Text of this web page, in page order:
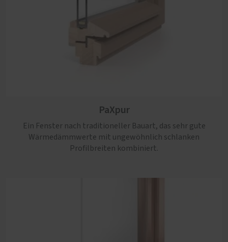
PaXpur
Ein Fenster nach traditioneller Bauart, das sehr gute
Wärmedämmwerte mit ungewöhnlich schlanken
Profilbreiten kombiniert.